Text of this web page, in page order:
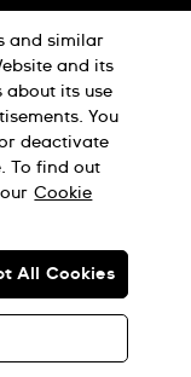
Notice
and similar
and its
its use
You
deactivate
To find out
Cookie
All Cookies